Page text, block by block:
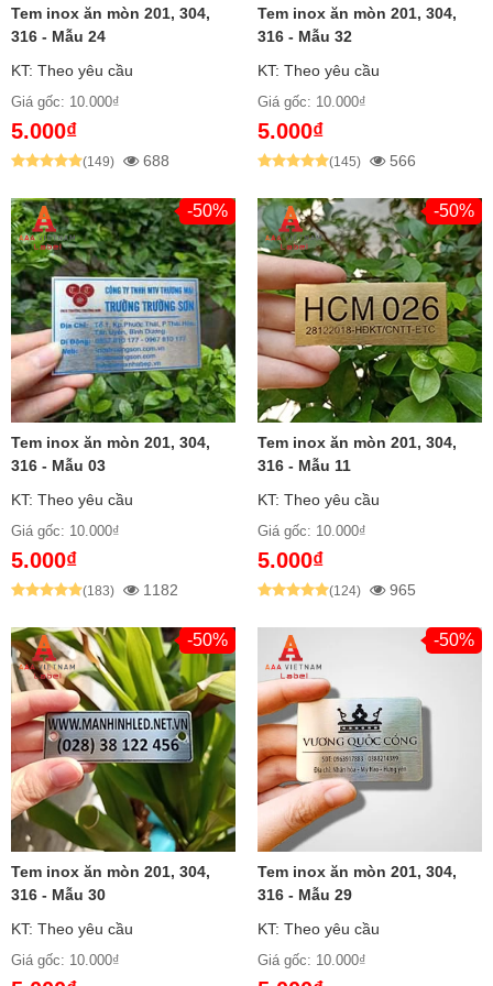
Đặc điểm chính của tem inox:
Chất liệu: Thép không gỉ (inox/stainless steel) cao
cấp
Độ dày: 0.5mm – 1mm (thường dùng 0.8mm hoặc
1mm)
Bề mặp: Sáng bóng, mịn màng, ánh kim
Màu sắc: Trắng sáng, trắng gương, trắng xước
(tùy yêu cầu)
Độ bền
: Chống ăn mòn, chống gỉ sét, chống
xước, chống UV
Phía sau : Keo 3M hoặc đục lỗ gắn cơ khí
Phân loại tem inox:
Tem inox trắng gương
Bề mặt sáng bóng, lấp lánh
Tạo ấn tượng cao cấp, sang trọng
Phù hợp cho logo thương hiệu, biển tên công ty
Tem inox trắng xước
Bề mặp có xước tinh tế
Tạo cảm giác mịn màng, chuyên nghiệp
Thích hợp cho biển hiệu, biển chỉ dẫn
Tem inox ăn mòn 201, 304,
316 - Mẫu 24
KT: Theo yêu cầu
Giá gốc: 10.000₫
5.000₫
(149) 688
Tem inox ăn mòn 201, 304,
316 - Mẫu 32
KT: Theo yêu cầu
Giá gốc: 10.000₫
5.000₫
(145) 566
-50%
Tem inox ăn mòn 201, 304,
316 - Mẫu 03
KT: Theo yêu cầu
Giá gốc: 10.000₫
5.000₫
(183) 1182
-50%
Tem inox ăn mòn 201, 304,
316 - Mẫu 11
KT: Theo yêu cầu
Giá gốc: 10.000₫
5.000₫
(124) 965
-50%
Tem inox ăn mòn 201, 304,
316 - Mẫu 30
KT: Theo yêu cầu
Giá gốc: 10.000₫
-50%
Tem inox ăn mòn 201, 304,
316 - Mẫu 29
KT: Theo yêu cầu
Giá gốc: 10.000₫